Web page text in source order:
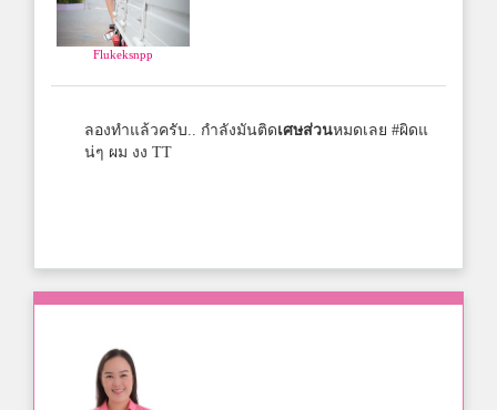
Flukeksnpp
ลองทำแล้วครับ.. กำลังมันติดเศษส่วนหมดเลย #ผิดแ
น่ๆ ผม งง TT